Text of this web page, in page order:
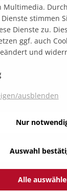
sowie der
des
nach
der Kopfhaut.
kann, zur
: Allergieteste,
Multimedia.
stimmen
Dienste zu.
ggf. auch
und
ausblenden
Nur
Auswahl
Alle